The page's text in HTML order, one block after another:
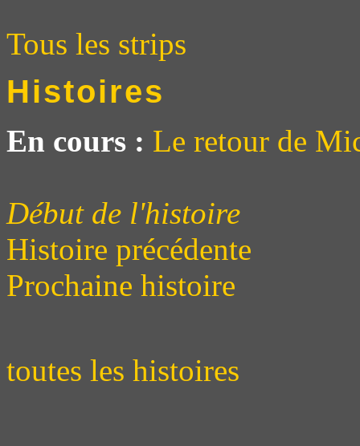
Tous les strips
Histoires
En cours : Le retour de
Début de l'histoire
Histoire précédente
Prochaine histoire
toutes les histoires